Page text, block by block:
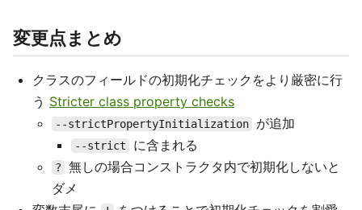
変更点まとめ
クラスのフィールドの初期化チェックをより厳密に行
う Stricter class property checks
--strictPropertyInitialization が追加
--strict に含まれる
?
無しの場合コンストラクタ内で初期化しないと
ダメ